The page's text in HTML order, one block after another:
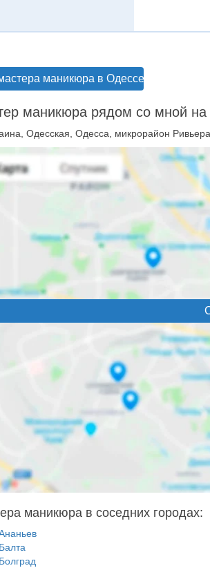
маникюра в Одессе
маникюра рядом со мной на
Одесская, Одесса, микрорайон Ривьера
маникюра в соседних городах: